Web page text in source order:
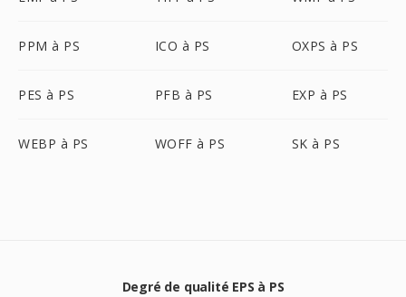
PPM à PS ICO à PS OXPS à PS
PES à PS PFB à PS EXP à PS
WEBP à PS WOFF à PS SK à PS
Degré de qualité EPS à PS